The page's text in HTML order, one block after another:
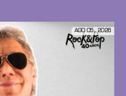
AGO 05, 2026